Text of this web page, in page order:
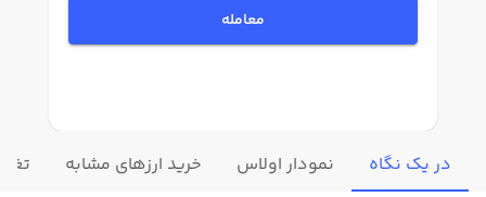
معامله
در یک نگاه نمودار اولاس خرید ارزهای مشابه